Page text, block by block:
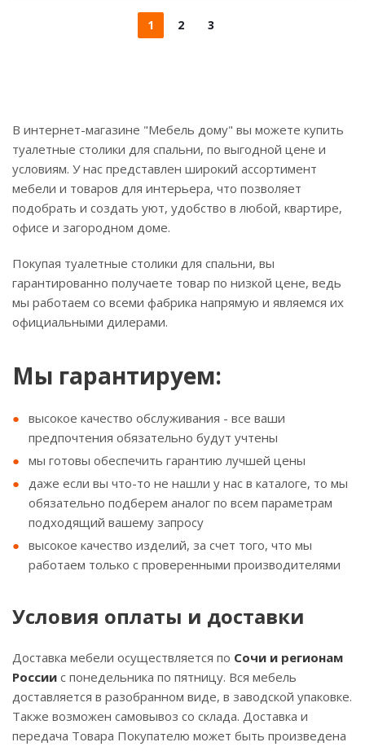
1 2 3
В интернет-магазине "Мебель дому" вы можете купить
туалетные столики для спальни, по выгодной цене и
условиям. У нас представлен широкий ассортимент
мебели и товаров для интерьера, что позволяет
подобрать и создать уют, удобство в любой, квартире,
офисе и загородном доме.
Покупая туалетные столики для спальни, вы
гарантированно получаете товар по низкой цене, ведь
мы работаем со всеми фабрика напрямую и являемся их
официальными дилерами.
Мы гарантируем:
высокое качество обслуживания - все ваши
предпочтения обязательно будут учтены
мы готовы обеспечить гарантию лучшей цены
даже если вы что-то не нашли у нас в каталоге, то мы
обязательно подберем аналог по всем параметрам
подходящий вашему запросу
высокое качество изделий, за счет того, что мы
работаем только с проверенными производителями
Условия оплаты и доставки
Доставка мебели осуществляется по Сочи и регионам
России с понедельника по пятницу. Вся мебель
доставляется в разобранном виде, в заводской упаковке.
Также возможен самовывоз со склада. Доставка и
передача Товара Покупателю может быть произведена